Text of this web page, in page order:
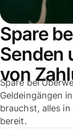
Spare
Senden
von
Spare bei
Geldeingängen
brauchst, alles
bereit.